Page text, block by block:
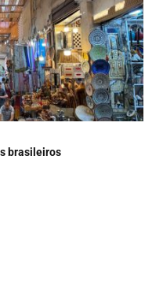
brasileiros